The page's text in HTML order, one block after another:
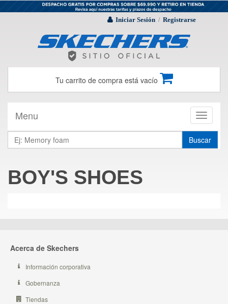
Iniciar Sesión / Registrarse
Tu carrito de compra está vacío
Toggle
Menu
Buscar
BOY'S SHOES
Acerca de Skechers
Información corporativa
Gobernanza
Tiendas